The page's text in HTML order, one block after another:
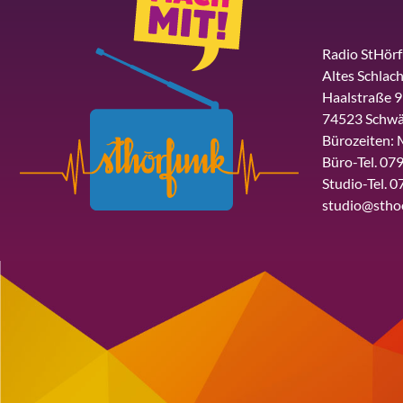
Radio
Altes
Haalstraße
74523
Bürozeiten:
Büro-Tel.
Studio-Tel.